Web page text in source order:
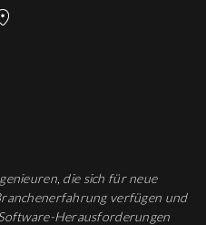
die sich für neue
verfügen und
Herausforderungen